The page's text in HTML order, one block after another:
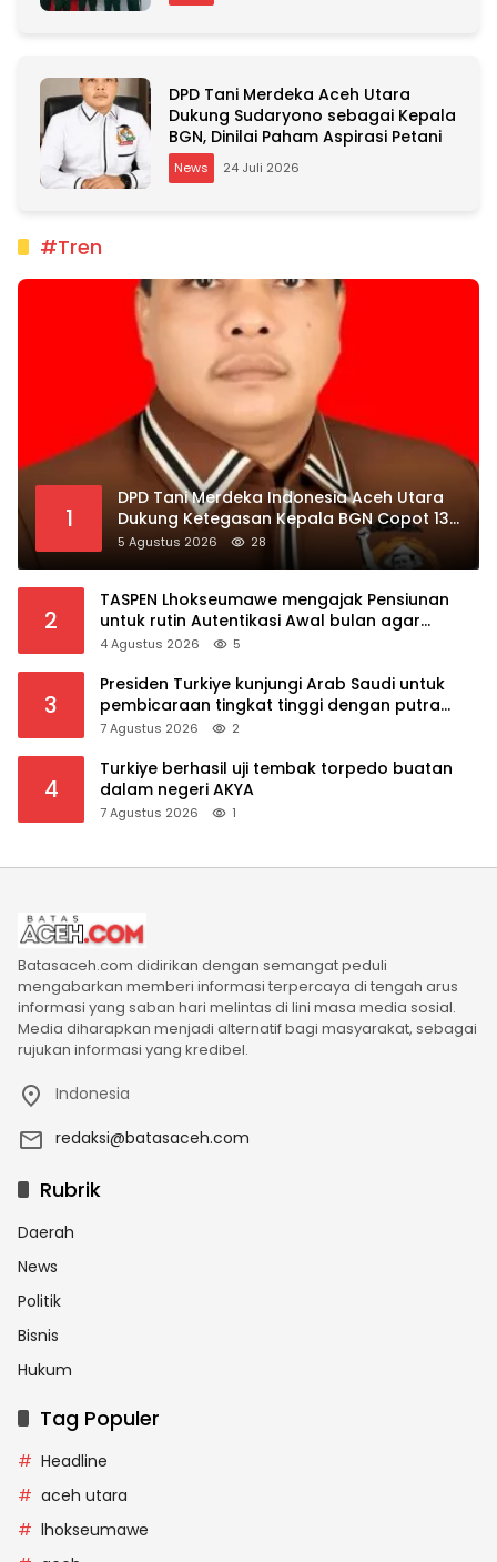
DPD Tani Merdeka Aceh Utara
Dukung Sudaryono sebagai Kepala
BGN, Dinilai Paham Aspirasi Petani
News 24 Juli 2026
#Tren
1
DPD Tani Merdeka Indonesia Aceh Utara
Dukung Ketegasan Kepala BGN Copot 137
Kepala SPPG
5 Agustus 2026 28
2
TASPEN Lhokseumawe mengajak Pensiunan
untuk rutin Autentikasi Awal bulan agar
Manfaat Pensiun tetap Lancar
4 Agustus 2026 5
3
Presiden Turkiye kunjungi Arab Saudi untuk
pembicaraan tingkat tinggi dengan putra
mahkota Saudi dan PM Pakistan
7 Agustus 2026 2
4
Turkiye berhasil uji tembak torpedo buatan
dalam negeri AKYA
7 Agustus 2026 1
Batasaceh.com didirikan dengan semangat peduli
mengabarkan memberi informasi terpercaya di tengah arus
informasi yang saban hari melintas di lini masa media sosial.
Media diharapkan menjadi alternatif bagi masyarakat, sebagai
rujukan informasi yang kredibel.
Indonesia
redaksi@batasaceh.com
Rubrik
Daerah
News
Politik
Bisnis
Hukum
Tag Populer
Headline
aceh utara
lhokseumawe